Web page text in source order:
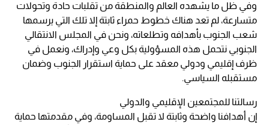
وفي ظل ما يشهده العالم والمنطقة من تقلبات حادة وتحولات
متسارعة، لم تعد هناك خطوط حمراء ثابتة إلا تلك التي يرسمها
شعب الجنوب بأهدافه وتطلعاته، ونحن في المجلس الانتقالي
الجنوبي نتحمل هذه المسؤولية بكل وعي وإدراك، ونعمل في
ظرف إقليمي ودولي معقد على حماية استقرار الجنوب وضمان
مستقبله السياسي.
رسالتنا للمجتمعين الإقليمي والدولي
إن أهدافنا واضحة وثابتة لا تقبل المساومة، وفي مقدمتها حماية